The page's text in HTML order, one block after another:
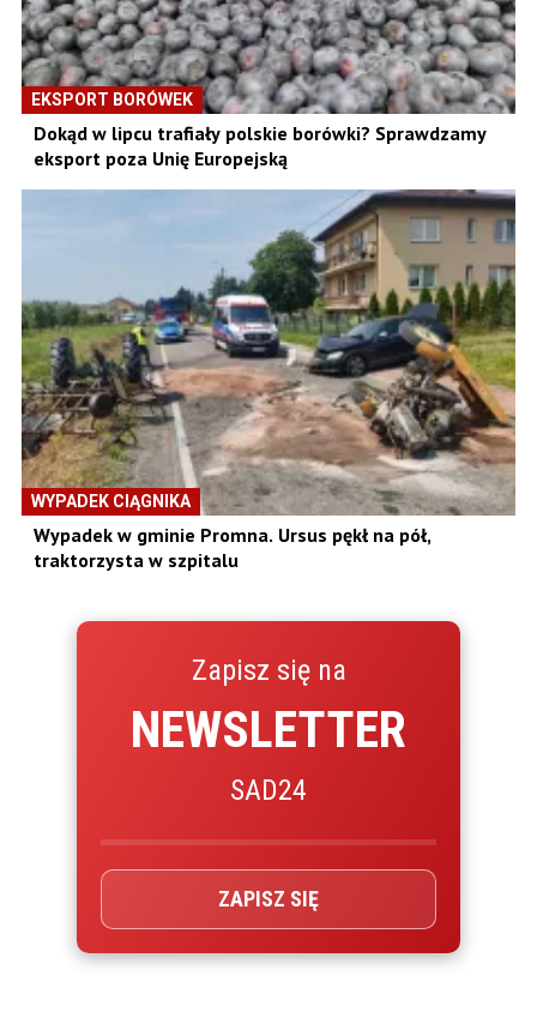
EKSPORT BORÓWEK
Dokąd w lipcu trafiały polskie borówki? Sprawdzamy
eksport poza Unię Europejską
WYPADEK CIĄGNIKA
Wypadek w gminie Promna. Ursus pękł na pół,
traktorzysta w szpitalu
Zapisz się na
NEWSLETTER
SAD24
ZAPISZ SIĘ